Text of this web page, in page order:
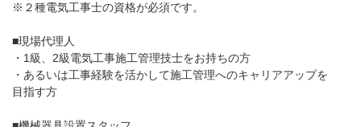
※２種電気工事士の資格が必須です。
■現場代理人
・1級、2級電気工事施工管理技士をお持ちの方
・あるいは工事経験を活かして施工管理へのキャリアアップを
目指す方